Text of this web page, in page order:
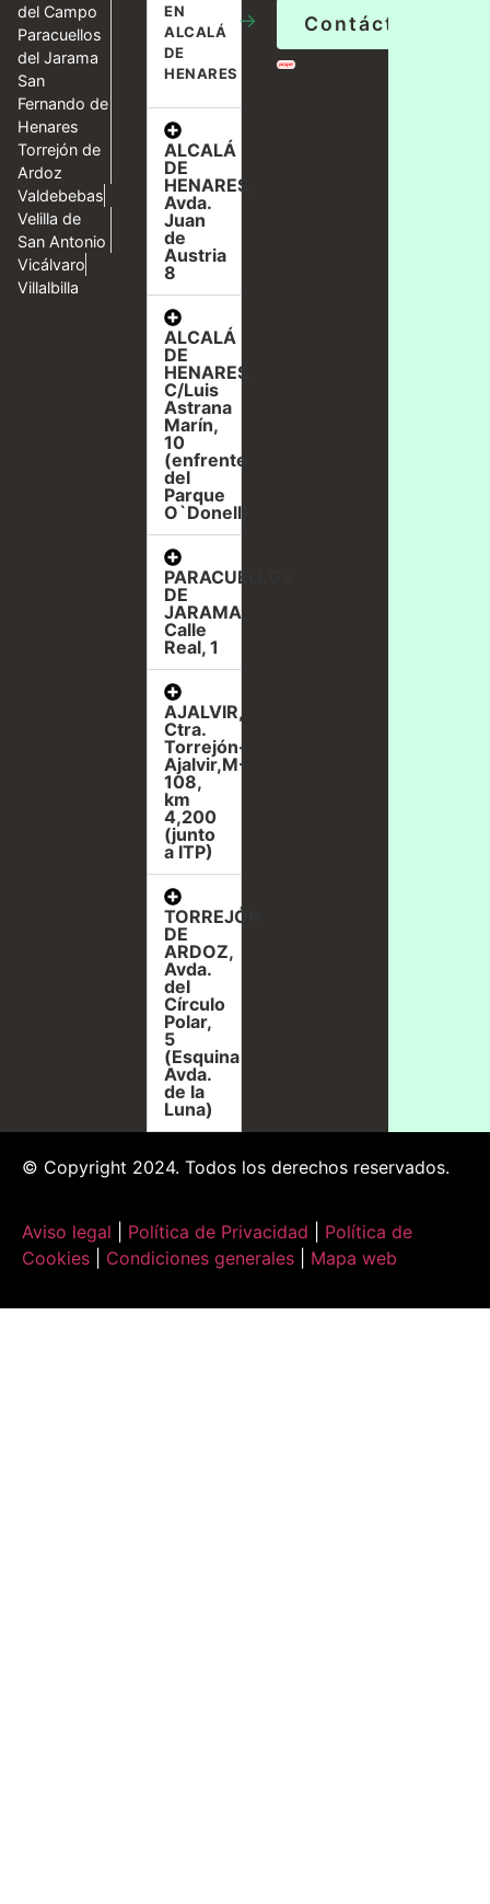
del Campo
Paracuellos
del Jarama
San
Fernando de
Henares
Torrejón de
Ardoz
Valdebebas
Velilla de
San Antonio
Vicálvaro
Villalbilla
EN
ALCALÁ
DE
HENARES
→
ALCALÁ
DE
HENARES,
Avda.
Juan
de
Austria
8
ALCALÁ
DE
HENARES,
C/Luis
Astrana
Marín,
10
(enfrente
del
Parque
O`Donell)
PARACUELLOS
DE
JARAMA,
Calle
Real, 1
AJALVIR,
Ctra.
Torrejón-
Ajalvir,M-
108,
km
4,200
(junto
a ITP)
TORREJÓN
DE
ARDOZ,
Avda.
del
Círculo
Polar,
5
(Esquina
Avda.
de la
Luna)
Contáctanos
© Copyright 2024. Todos los derechos reservados.
Aviso legal Política de Privacidad
Política de
Cookies
Condiciones generales Mapa web